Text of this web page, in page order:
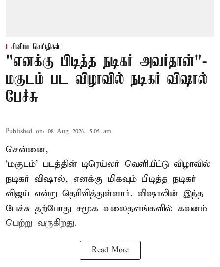
சினிமா செய்திகள்
"எனக்கு பிடித்த நடிகர் அவர்தான்"-
மகுடம் பட விழாவில் நடிகர் விஷால்
பேச்சு
Published on: 08 Aug 2026, 5:05 am
சென்னை,
‘மகுடம்’ படத்தின் டிரெய்லர் வெளியீட்டு விழாவில்
நடிகர் விஷால், எனக்கு மிகவும் பிடித்த நடிகர்
விஜய் என்று தெரிவித்துள்ளார். விஷாலின் இந்த
பேச்சு தற்போது சமூக வலைதளங்களில் கவனம்
பெற்று வருகிறது.
Read More